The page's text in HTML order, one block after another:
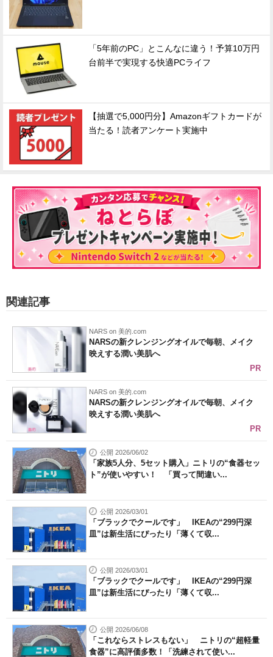
「5年前のPC」とこんなに違う！予算10万円
台前半で実現する快適PCライフ
【抽選で5,000円分】Amazonギフトカードが
当たる！読者アンケート実施中
関連記事
NARS on 美的.com
NARSの新クレンジングオイルで毎朝、メイク
映えする潤い美肌へ
PR
NARS on 美的.com
NARSの新クレンジングオイルで毎朝、メイク
映えする潤い美肌へ
PR
公開 2026/06/02
「家族5人分、5セット購入」ニトリの“食器セッ
ト”が使いやすい！ 「買って間違い...
公開 2026/03/01
「ブラックでクールです」 IKEAの“299円深
皿”は新生活にぴったり「薄くて収...
公開 2026/03/01
「ブラックでクールです」 IKEAの“299円深
皿”は新生活にぴったり「薄くて収...
公開 2026/06/08
「これならストレスもない」 ニトリの“超軽量
食器”に高評価多数！「洗練されて使い...